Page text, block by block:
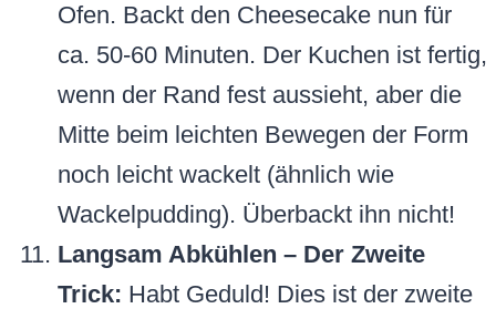
Ofen. Backt den Cheesecake nun für
ca. 50-60 Minuten. Der Kuchen ist fertig,
wenn der Rand fest aussieht, aber die
Mitte beim leichten Bewegen der Form
noch leicht wackelt (ähnlich wie
Wackelpudding). Überbackt ihn nicht!
Langsam Abkühlen – Der Zweite
Trick: Habt Geduld! Dies ist der zweite